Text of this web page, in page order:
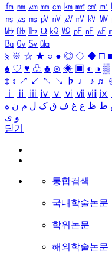
㎙ ㎚ ㎛ ㎜ ㎝ ㎞ ㎟ ㎠ ㎡
㎱ ㎲ ㎳ ㎴ ㎵ ㎶ ㎷ ㎸ ㎹
㎒ ㎓ ㎔ Ω ㏀ ㏁ ㎊ ㎋ ㎌
㏃ ㏉ ㏜ ㏆
§ ※ ☆ ★ ○ ● ◎ ◇ ◆ □ ■
♠ ♡ ♥ ♧ ♣ ⊙ ◈ ▣ ◐ ◑ ▒
‡ ↕ ↗ ↙ ↖ ↘ ♭ ♩ ♪ ♬
ⅰ
ⅱ ⅲ ⅳ ⅴ ⅵ ⅶ ⅷ ⅸ
ط ظ ع غ ف ق ک ل م ن ه
و ی
닫기
통합검색
국내학술논문
학위논문
해외학술논문